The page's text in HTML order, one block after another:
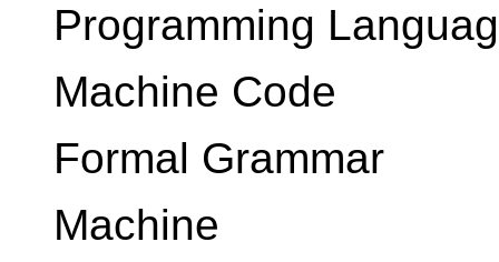
Programming
Machine Code
Formal Grammar
Machine